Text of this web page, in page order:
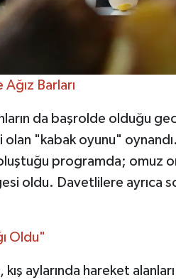
Barları
da başrolde olduğu
olan "kabak oyunu"
programda; omuz
oldu. Davetlilere ayrıca
Oldu"
aylarında hareket alanları